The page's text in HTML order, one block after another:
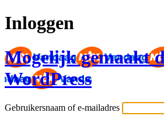
Inloggen
Mogelijk gemaakt
WordPress
Gebruikersnaam of e-mailadres